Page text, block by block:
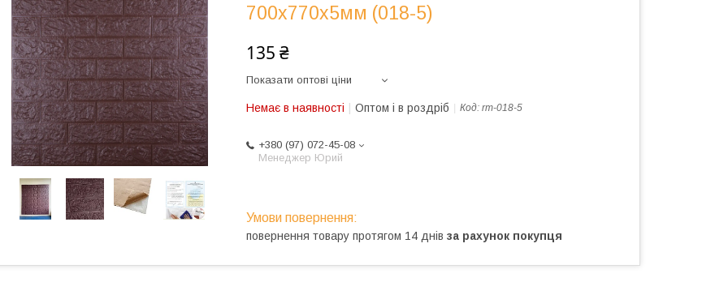
700х770х5мм (018-5)
135 ₴
Показати оптові ціни
Немає в наявності Оптом і в роздріб Код: rm-018-5
+380 (97) 072-45-08
Менеджер Юрий
повернення товару протягом 14 днів за рахунок покупця